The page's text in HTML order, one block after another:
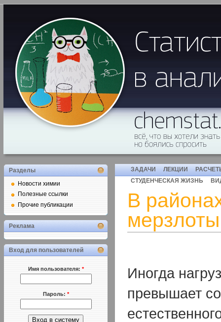
ЗАДАЧИ ЛЕКЦИИ
СТУДЕНЧЕСКАЯ ЖИЗНЬ
В
мерзлоты
Иногда
превышает
Разделы
Новости химии
Полезные ссылки
Прочие публикации
Реклама
Вход для пользователей
Имя пользователя: *
Пароль: *